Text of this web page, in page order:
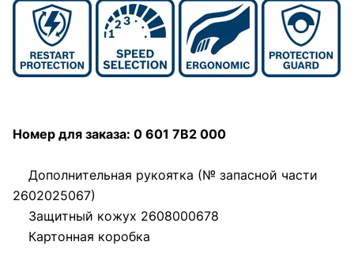
Номер для заказа: 0 601 7B2 000
Дополнительная рукоятка (№ запасной части
2602025067)
Защитный кожух 2608000678
Картонная коробка